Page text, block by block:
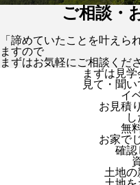
ご相談・
「諦めていたことを叶えら
ますので
まずはお気軽にご相談くだ
まずは見
見て・聞
イ
お見積
無
お家で
確認
土地